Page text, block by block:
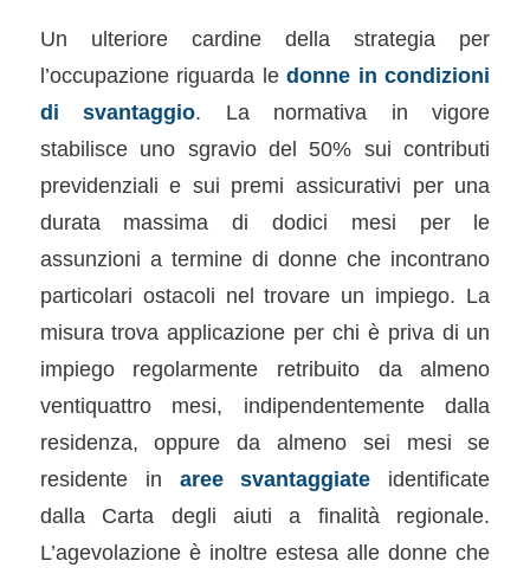
Un ulteriore cardine della strategia per
l’occupazione riguarda ledonne in condizioni
di svantaggio. La normativa in vigore
stabilisce uno sgravio del 50% sui contributi
previdenziali e sui premi assicurativi per una
durata massima di dodici mesi per le
assunzioni a termine di donne che incontrano
particolari ostacoli nel trovare un impiego. La
misura trova applicazione per chi è priva di un
impiego regolarmente retribuito da almeno
ventiquattro mesi, indipendentemente dalla
residenza, oppure da almeno sei mesi se
residente in aree svantaggiate identificate
dalla Carta degli aiuti a finalità regionale.
L’agevolazione è inoltre estesa alle donne che